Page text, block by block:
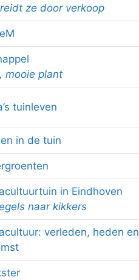
ze door verkoop
mooie plant
tuinleven
in de tuin
in Eindhoven
naar kikkers
verleden, heden en